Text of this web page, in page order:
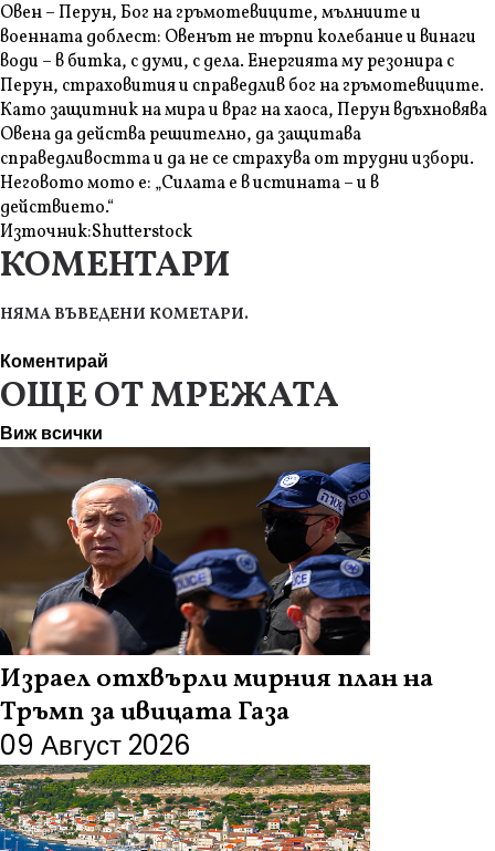
Овен – Перун, Бог на гръмотевиците, мълниите и
военната доблест: Овенът не търпи колебание и винаги
води – в битка, с думи, с дела. Енергията му резонира с
Перун, страховития и справедлив бог на гръмотевиците.
Като защитник на мира и враг на хаоса, Перун вдъхновява
Овена да действа решително, да защитава
справедливостта и да не се страхува от трудни избори.
Неговото мото е: „Силата е в истината – и в
действието.“
Източник:Shutterstock
КОМЕНТАРИ
НЯМА ВЪВЕДЕНИ КОМЕТАРИ.
Коментирай
ОЩЕ ОТ МРЕЖАТА
Виж всички
Израел отхвърли мирния план на
Тръмп за ивицата Газа
09 Август 2026